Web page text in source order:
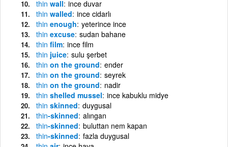
thin wall ince duvar
thin walled ince cidarlı
thin enough yeterince ince
thin excuse sudan bahane
thin film ince film
thin juice sulu şerbet
thin on the ground ender
thin on the ground seyrek
thin on the ground nadir
thin shelled mussel ince kabuklu midye
thin skinned duygusal
thin-skinned alıngan
thin-skinned buluttan nem kapan
thin-skinned fazla duygusal